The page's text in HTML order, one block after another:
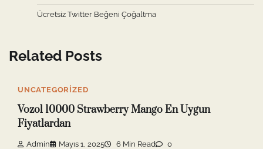
Ücretsiz Twitter Beğeni Çoğaltma
Related Posts
UNCATEGORIZED
Vozol 10000 Strawberry Mango En Uygun
Fiyatlardan
Admin Mayıs 1, 2025 6 Min Read 0